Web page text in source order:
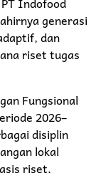
generasi
dan
riset tugas
Fungsional
2026–
disiplin
lokal
riset.